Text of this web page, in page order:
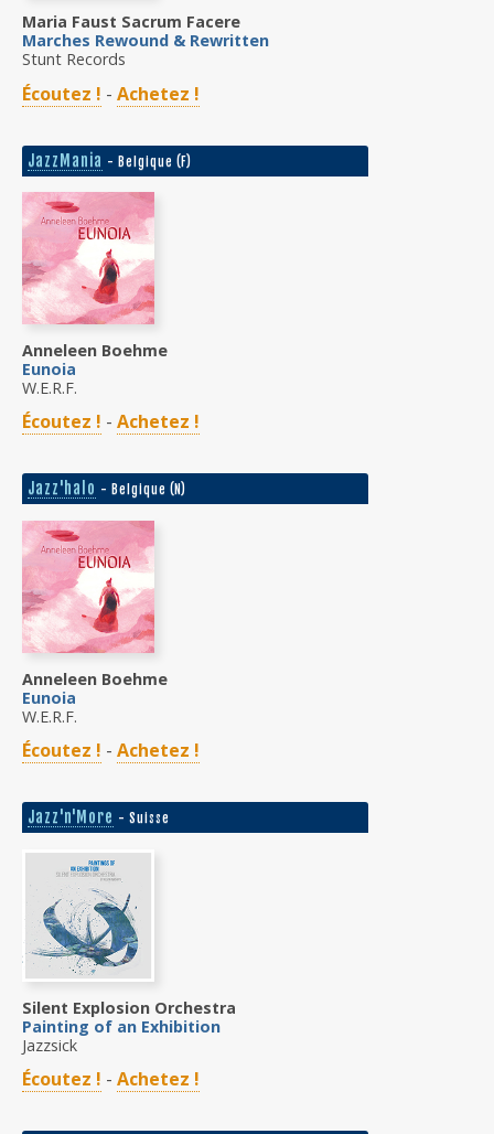
Maria Faust Sacrum Facere
Marches Rewound & Rewritten
Stunt Records
Écoutez ! - Achetez !
JazzMania - Belgique (F)
Anneleen Boehme
Eunoia
W.E.R.F.
Écoutez ! - Achetez !
Jazz'halo - Belgique (N)
Anneleen Boehme
Eunoia
W.E.R.F.
Écoutez ! - Achetez !
Jazz'n'More - Suisse
Silent Explosion Orchestra
Painting of an Exhibition
Jazzsick
Écoutez ! - Achetez !